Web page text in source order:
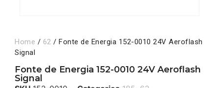
Home / 62 / Fonte de Energia 152-0010 24V Aeroflash
Signal
Fonte de Energia 152-0010 24V Aeroflash
Signal